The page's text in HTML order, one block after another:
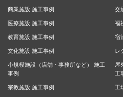
商業施設 施工事例 交
医療施設 施工事例 福
教育施設 施工事例 宿
文化施設 施工事例 レ
小規模施設（店舗・事務所など） 施工
事例
屋
工
宗教施設 施工事例 工